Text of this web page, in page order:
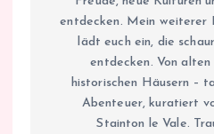
entdecken. Mein weiterer
lädt euch ein, die
entdecken. Von alten
historischen Häusern –
Abenteuer, kuratiert
Stainton le Vale.